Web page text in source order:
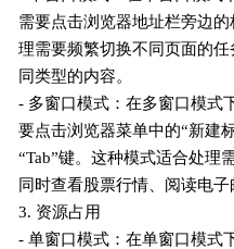
需要点击浏览器地址栏旁边
理需要频繁切换不同页面的
同类型的内容。
- 多窗口模式：在多窗口模式
要点击浏览器菜单中的“新建
“Tab”键。这种模式适合处理
同时查看股票行情、阅读电子
3. 资源占用
- 单窗口模式：在单窗口模式